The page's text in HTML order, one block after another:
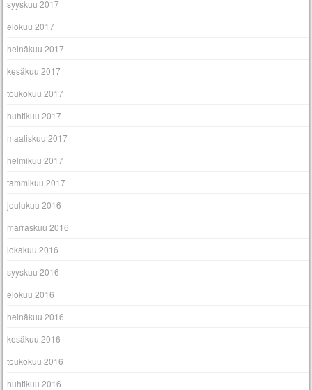
syyskuu 2017
elokuu 2017
heinäkuu 2017
kesäkuu 2017
toukokuu 2017
huhtikuu 2017
maaliskuu 2017
helmikuu 2017
tammikuu 2017
joulukuu 2016
marraskuu 2016
lokakuu 2016
syyskuu 2016
elokuu 2016
heinäkuu 2016
kesäkuu 2016
toukokuu 2016
huhtikuu 2016